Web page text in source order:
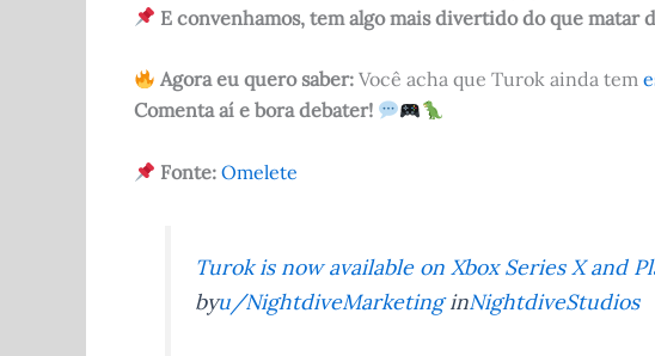
E convenhamos, tem algo mais divertido do que matar
Agora eu quero saber: Você acha que Turok ainda tem
Comenta aí e bora debater!
Fonte: Omelete
Turok is now available on Xbox Series X and
byu/NightdiveMarketinginNightdiveStudios